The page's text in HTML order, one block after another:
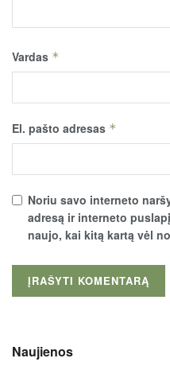
Vardas *
El. pašto adresas *
Noriu savo interneto
adresą ir interneto
naujo, kai kitą kartą vėl
Naujienos